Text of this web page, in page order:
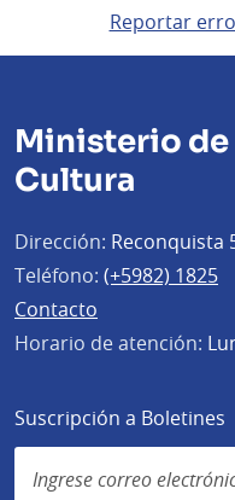
Reportar
Ministerio de
Cultura
Dirección: Reconquista
Teléfono: (+5982) 1825
Contacto
Horario de atención:
Suscripción a Boletines
Simplenews
subscription